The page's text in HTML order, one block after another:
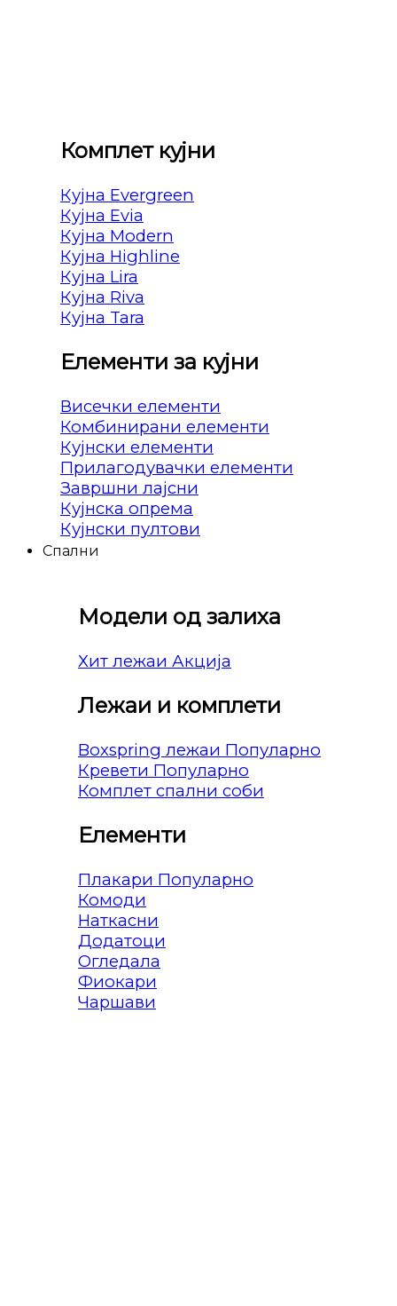
Комплет кујни
Кујна Evergreen
Кујна Evia
Кујна Modern
Кујна Highline
Кујна Lira
Кујна Riva
Кујна Tara
Елементи за кујни
Висечки елементи
Комбинирани елементи
Кујнски елементи
Прилагодувачки елементи
Завршни лајсни
Кујнска опрема
Кујнски пултови
Спални
Модели од залиха
Хит лежаи
Лежаи и комплети
Boxspring лежаи
Кревети
Комплет спални соби
Елементи
Плакари
Комоди
Наткасни
Додатоци
Огледала
Фиокари
Чаршави